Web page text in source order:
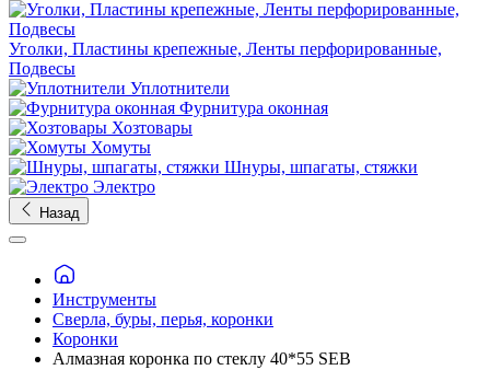
Уголки, Пластины крепежные, Ленты перфорированные,
Подвесы
Уплотнители
Фурнитура оконная
Хозтовары
Хомуты
Шнуры, шпагаты, стяжки
Электро
Назад
Инструменты
Сверла, буры, перья, коронки
Коронки
Алмазная коронка по стеклу 40*55 SEB